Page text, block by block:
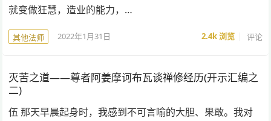
就变做狂慧，造业的能力，…
其他法师 2022年1月31日 2.4k浏览 评论
灭苦之道——尊者阿姜摩诃布瓦谈禅修经历(开示汇编之
二)
伍 那天早晨起身时，我感到不可言喻的大胆、果敢。我对